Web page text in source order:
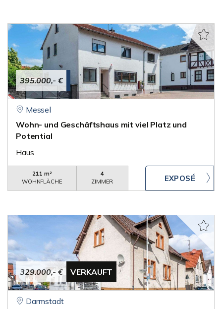
395.000,- €
Messel
Wohn- und Geschäftshaus mit viel Platz und
Potential
Haus
211 m²
WOHNFLÄCHE
4
ZIMMER
329.000,- € VERKAUFT
Darmstadt